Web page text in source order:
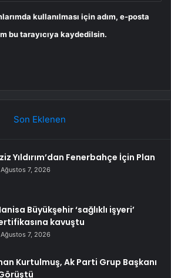
kullanılması için adım, e-posta
bu tarayıcıya kaydedilsin.
Son Eklenen
Yıldırım’dan Fenerbahçe İçin Plan
Ağustos 7, 2026
Büyükşehir ‘sağlıklı işyeri’
kavuştu
Ağustos 7, 2026
Kurtulmuş, Ak Parti Grup Başkanı